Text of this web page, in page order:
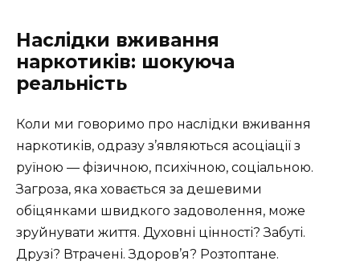
Наслідки вживання
наркотиків: шокуюча
реальність
Коли ми говоримо про наслідки вживання
наркотиків, одразу з’являються асоціації з
руїною — фізичною, психічною, соціальною.
Загроза, яка ховається за дешевими
обіцянками швидкого задоволення, може
зруйнувати життя. Духовні цінності? Забуті.
Друзі? Втрачені. Здоров’я? Розтоптане.